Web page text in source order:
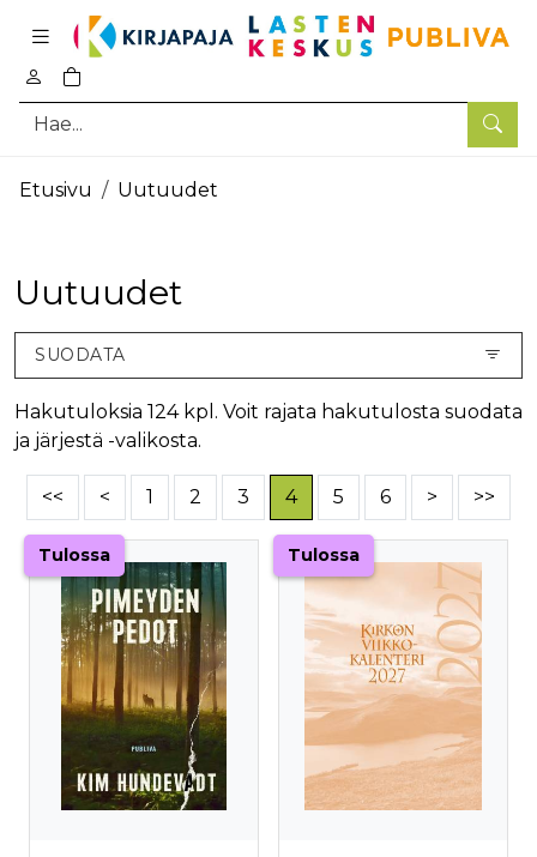
Hae
0
tuotetta ostoskorissa
Pääsisältö
Etusivu Uutuudet
Uutuudet
SUODATA
Hakutuloksia 124 kpl. Voit rajata hakutulosta suodata
ja järjestä -valikosta.
<< < 1 2 3 4 5 6 > >>
Tulossa Tulossa